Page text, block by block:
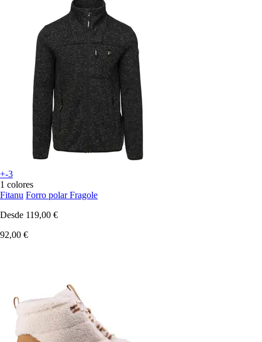
+-3
1 colores
Fitanu Forro polar Fragole
Desde 119,00 €
92,00 €